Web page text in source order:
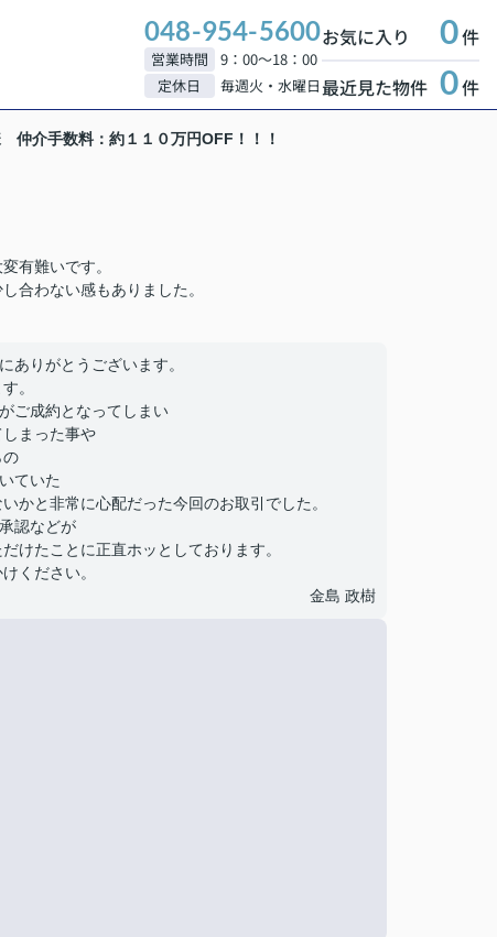
048-954-5600
営業時間
9：00～18：00
定休日
毎週火・水曜日
お気に入り 0件
最近見た物件 0件
仲介手数料：約１１０万円OFF！！！
有難いです。
合わない感もありました。
ありがとうございます。
。
ご成約となってしまい
まった事や
の
ていた
かと非常に心配だった今回のお取引でした。
認などが
けたことに正直ホッとしております。
ください。
金島 政樹